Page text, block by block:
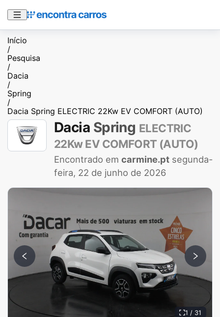
Início
/
Pesquisa
/
Dacia
/
Spring
/
Dacia Spring ELECTRIC 22Kw EV COMFORT (AUTO)
Dacia Spring ELECTRIC
22Kw EV COMFORT (AUTO)
Encontrado em carmine.pt segunda-
feira, 22 de junho de 2026
1 / 31